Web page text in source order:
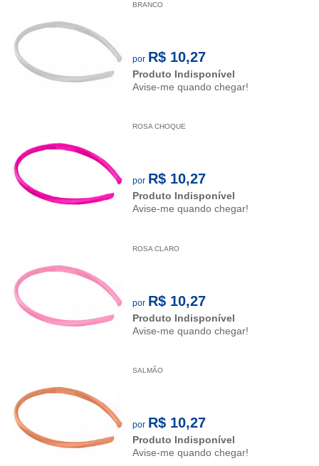
BRANCO
por R$ 10,27
Produto Indisponível
Avise-me quando chegar!
ROSA CHOQUE
por R$ 10,27
Produto Indisponível
Avise-me quando chegar!
ROSA CLARO
por R$ 10,27
Produto Indisponível
Avise-me quando chegar!
SALMÃO
por R$ 10,27
Produto Indisponível
Avise-me quando chegar!